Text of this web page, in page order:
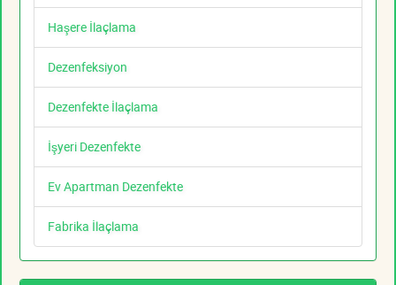
Haşere İlaçlama
Dezenfeksiyon
Dezenfekte İlaçlama
İşyeri Dezenfekte
Ev Apartman Dezenfekte
Fabrika İlaçlama